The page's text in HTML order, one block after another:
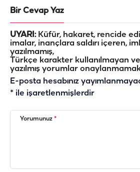
Bir Cevap Yaz
UYARI:Küfür, hakaret, rencide
imalar, inançlara saldırı içeren,
yazılmamış,
Türkçe karakter kullanılmayan
yazılmış yorumlar
E-posta hesabınız
* ile işaretlenmişlerdir
Yorumunuz *